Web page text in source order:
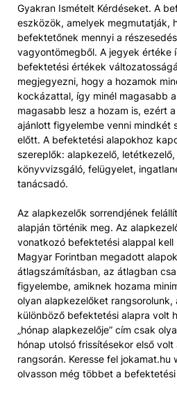
Gyakran Ismételt Kérdéseket. A
eszközök, amelyek megmutatják,
befektetőnek mennyi a
vagyontömegből. A jegyek értéke
befektetési értékek
megjegyezni, hogy a hozamok
kockázattal, így minél magasabb
magasabb lesz a hozam is, ezért
ajánlott figyelembe venni mindkét
előtt. A befektetési alapokhoz
szereplők: alapkezelő,
könyvvizsgáló, felügyelet,
tanácsadó.
Az alapkezelők sorrendjének
alapján történik meg. Az
vonatkozó befektetési alappal kell
Magyar Forintban megadott
átlagszámításban, az átlagban
figyelembe, amiknek hozama
olyan alapkezelőket
különböző befektetési alapra volt
„hónap alapkezelője” cím csak
hónap utolsó frissítésekor első
rangsorán. Keresse fel jokamat.hu
olvasson még többet a